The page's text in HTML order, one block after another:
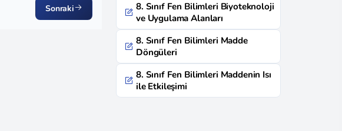
Sonraki
8. Sınıf Fen Bilimleri Biyoteknoloji
ve Uygulama Alanları
8. Sınıf Fen Bilimleri Madde
Döngüleri
8. Sınıf Fen Bilimleri Maddenin Isı
ile Etkileşimi